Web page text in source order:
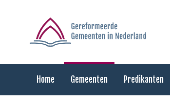
Home Gemeenten Predikanten